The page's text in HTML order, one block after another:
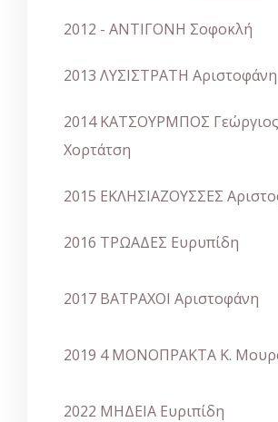
2012 - ΑΝΤΙΓΟΝΗ Σοφοκλή
2013 ΛΥΣΙΣΤΡΑΤΗ Αριστοφάνη
2014 ΚΑΤΣΟΥΡΜΠΟΣ Γεώργιος
Χορτάτση
2015 ΕΚΛΗΣΙΑΖΟΥΣΣΕΣ
2016 ΤΡΩΑΔΕΣ Ευρυπίδη
2017 ΒΑΤΡΑΧΟΙ Αριστοφάνη
2019 4 ΜΟΝΟΠΡΑΚΤΑ Κ.
2022 ΜΗΔΕΙΑ Ευριπίδη